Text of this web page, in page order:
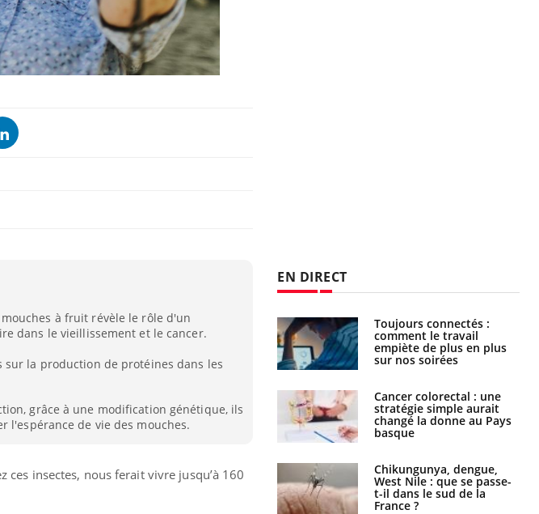
à fruit révèle le rôle d'un
dans le vieillissement et le cancer.
sur la production de protéines dans les
grâce à une modification génétique, ils
l'espérance de vie des mouches.
insectes, nous ferait vivre jusqu’à 160
EN DIRECT
:
?
Mortalité infantile : un
rapport s’interroge sur
naturel attire l'attention
des chercheurs
Comment oublier les
écrans en vacances ?
Toujours connectés :
comment le travail
empiète de plus en plus
sur nos soirées
Cancer colorectal : une
stratégie simple aurait
changé la donne au Pays
basque
Chikungunya, dengue,
West Nile : que se passe-
t-il dans le sud de la
France ?